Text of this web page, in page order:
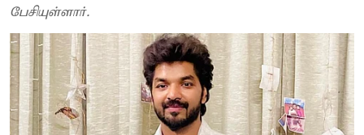
பேசியுள்ளார்.